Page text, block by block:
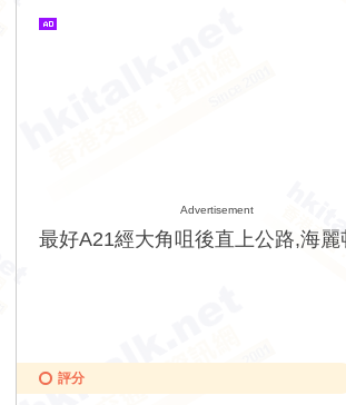
Advertisement
最好A21經大角咀後直上公路,海
評分